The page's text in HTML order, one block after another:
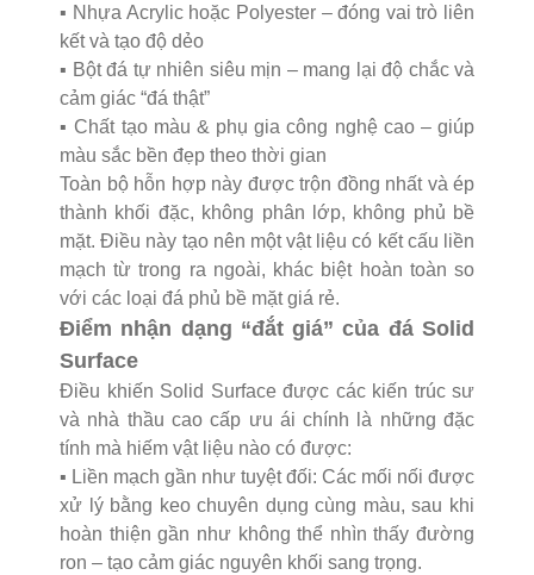
▪️ Nhựa Acrylic hoặc Polyester – đóng vai trò liên
kết và tạo độ dẻo
▪️ Bột đá tự nhiên siêu mịn – mang lại độ chắc và
cảm giác “đá thật”
▪️ Chất tạo màu & phụ gia công nghệ cao – giúp
màu sắc bền đẹp theo thời gian
Toàn bộ hỗn hợp này được trộn đồng nhất và ép
thành khối đặc, không phân lớp, không phủ bề
mặt. Điều này tạo nên một vật liệu có kết cấu liền
mạch từ trong ra ngoài, khác biệt hoàn toàn so
với các loại đá phủ bề mặt giá rẻ.
Điểm nhận dạng “đắt giá” của đá Solid
Surface
Điều khiến Solid Surface được các kiến trúc sư
và nhà thầu cao cấp ưu ái chính là những đặc
tính mà hiếm vật liệu nào có được:
▪️ Liền mạch gần như tuyệt đối: Các mối nối được
xử lý bằng keo chuyên dụng cùng màu, sau khi
hoàn thiện gần như không thể nhìn thấy đường
ron – tạo cảm giác nguyên khối sang trọng.